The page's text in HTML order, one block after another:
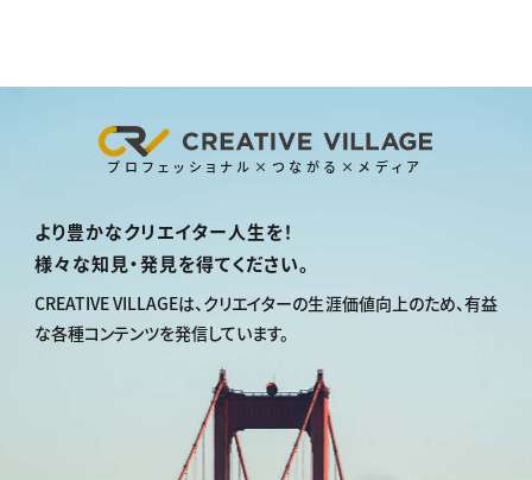
プロフェッショナル×つながる×メディア
より豊かなクリエイター人生を！
様々な知見・発見を得てください。
CREATIVE VILLAGEは、 クリエイターの生涯価値向上のため、有益
な各種コンテンツを発信しています。